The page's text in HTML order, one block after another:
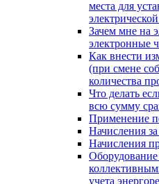
места для
Зачем мне на
электронные
Как внести
(при смене
количества
Что делать
всю сумму
Применение
Начисления
Начисления
учета